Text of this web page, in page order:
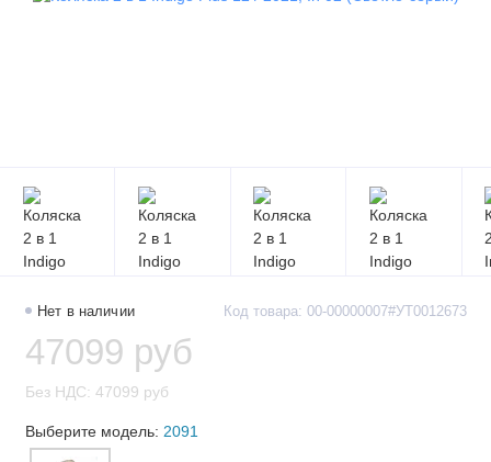
Нет в наличии Код товара: 00-00000007#УТ0012673
47099 руб
Без НДС: 47099 руб
Выберите модель: 2091